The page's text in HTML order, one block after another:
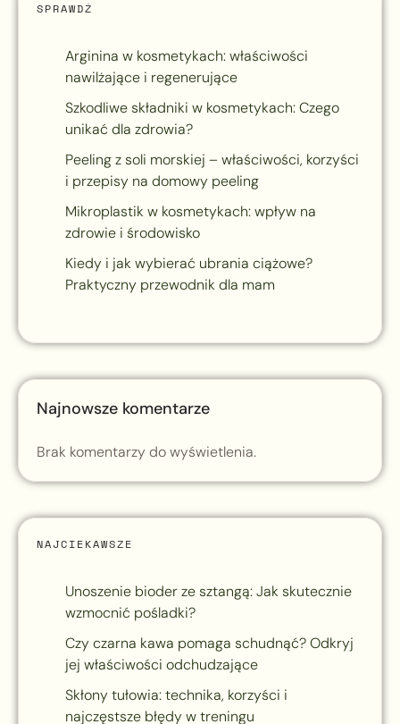
SPRAWDŹ
Arginina w kosmetykach: właściwości
nawilżające i regenerujące
Szkodliwe składniki w kosmetykach: Czego
unikać dla zdrowia?
Peeling z soli morskiej – właściwości, korzyści
i przepisy na domowy peeling
Mikroplastik w kosmetykach: wpływ na
zdrowie i środowisko
Kiedy i jak wybierać ubrania ciążowe?
Praktyczny przewodnik dla mam
Najnowsze komentarze
Brak komentarzy do wyświetlenia.
NAJCIEKAWSZE
Unoszenie bioder ze sztangą: Jak skutecznie
wzmocnić pośladki?
Czy czarna kawa pomaga schudnąć? Odkryj
jej właściwości odchudzające
Skłony tułowia: technika, korzyści i
najczęstsze błędy w treningu